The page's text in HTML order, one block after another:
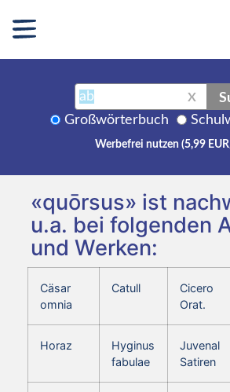
X
Großwörterbuch
Werbefrei nutzen (5,99
«quōrsus» ist
u.a. bei folgenden
und Werken:
Cäsar
omnia
Catull
Cicero
Orat.
Horaz
Hyginus
fabulae
Juvenal
Satiren